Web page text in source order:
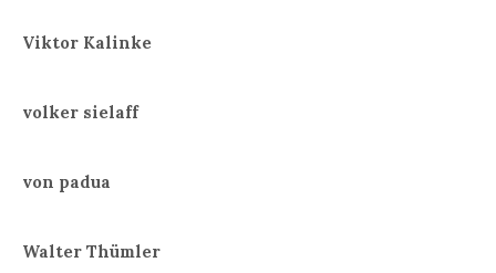
Viktor Kalinke
volker sielaff
von padua
Walter Thümler